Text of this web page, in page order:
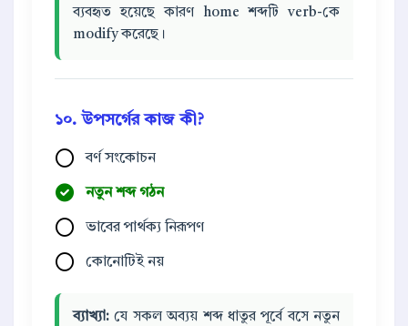
ব্যবহৃত হয়েছে কারণ home শব্দটি verb-কে
modify করেছে।
১০. উপসর্গের কাজ কী?
বর্ণ সংকোচন
নতুন শব্দ গঠন
ভাবের পার্থক্য নিরূপণ
কোনোটিই নয়
ব্যাখ্যা: যে সকল অব্যয় শব্দ ধাতুর পূর্বে বসে নতুন